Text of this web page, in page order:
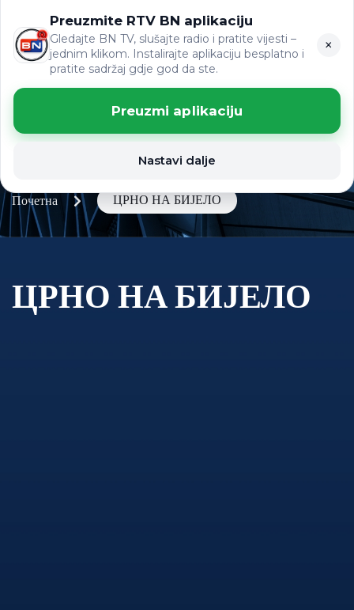
ВИЈЕСТИ LAT
Preuzmite RTV BN aplikaciju
Gledajte BN TV, slušajte radio i pratite vijesti –
jednim klikom. Instalirajte aplikaciju besplatno i
pratite sadržaj gdje god da ste.
×
Preuzmi aplikaciju
Nastavi dalje
Почетна ЦРНО НА БИЈЕЛО
ЦРНО НА БИЈЕЛО